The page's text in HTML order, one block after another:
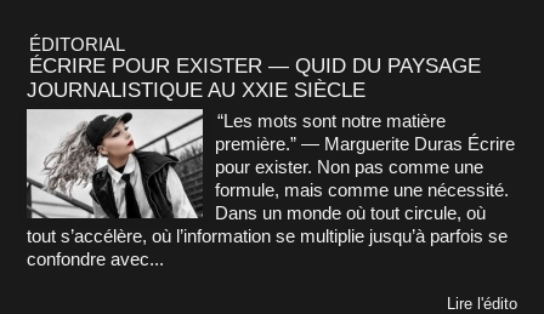
ÉDITORIAL
ÉCRIRE POUR EXISTER — QUID DU PAYSAGE
JOURNALISTIQUE AU XXIE SIÈCLE
“Les mots sont notre matière
première.” — Marguerite Duras Écrire
pour exister. Non pas comme une
formule, mais comme une nécessité.
Dans un monde où tout circule, où
tout s’accélère, où l’information se multiplie jusqu’à parfois se
confondre avec...
Lire l'édito